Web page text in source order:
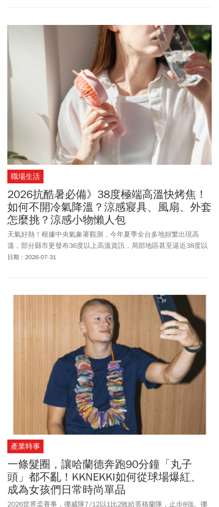
二檔展期將自8月8日開始，故宮也推出延長夜間參觀及門票優惠等
新措施，想一睹龍藏經風采的民眾，記得提前做好筆記。
職場生活
2026抗酷暑必備》38度極端高溫快烤焦！
如何不開冷氣降溫？涼感寢具、風扇、外套
怎麼挑？涼感小物懶人包
天氣好熱！根據中央氣象署觀測，今年夏季全台多地頻繁出現高
溫，部分縣市更發布36度以上高溫資訊，局部地區甚至逼近38度以
上的極端高溫，連續幾天酷熱天氣令大多數人難以承受，對抗酷暑
涼感枕頭、涼感衛生棉等生活用品，或者透過其他精準降溫方法來
提升生活品質！一起探索這些夏日生活必備涼感小物，在不同情境
下你該如何使用？並借鏡日本如何聰明對抗酷暑，衍生出各種冷泡
杯麵、人體冰箱等產品？一起涼爽度過炎熱的夏天！
日期：2026-07-31
產業時事
一條髮圈，讓哈蘭德奔跑90分鐘「丸子
頭」都不亂！KKNEKKI如何從球場爆紅、
成為女孩們日常時尚單品
2026世界盃賽事，挪威隊7/12以1比2敗給英格蘭隊，止步8強。挪